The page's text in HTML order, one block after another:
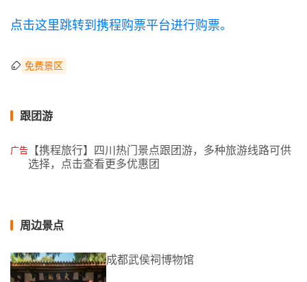
点击这里跳转到携程购票平台进行购票。
免费景区
跟团游
广告 【携程旅行】四川热门景点跟团游，多种旅游线路可供
选择，点击查看更多优惠团
周边景点
成都武侯祠博物馆